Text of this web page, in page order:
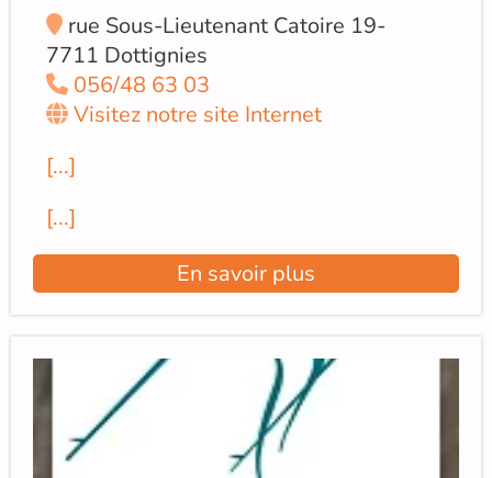
rue Sous-Lieutenant Catoire 19-
7711 Dottignies
056/48 63 03
Visitez notre site Internet
[...]
[...]
En savoir plus